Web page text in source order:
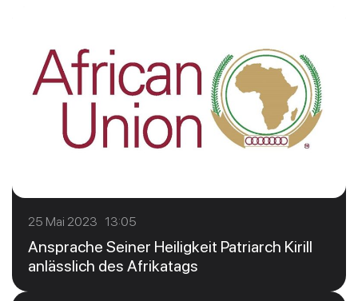
25 Mai 2023 13:05
Ansprache Seiner Heiligkeit Patriarch Kirill
anlässlich des Afrikatags